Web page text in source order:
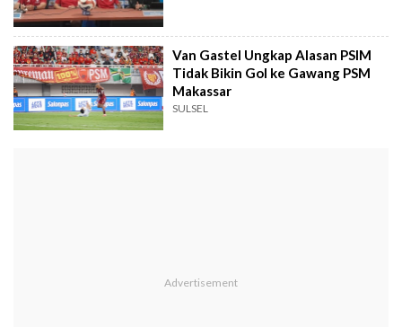
Van Gastel Ungkap Alasan PSIM
Tidak Bikin Gol ke Gawang PSM
Makassar
SULSEL